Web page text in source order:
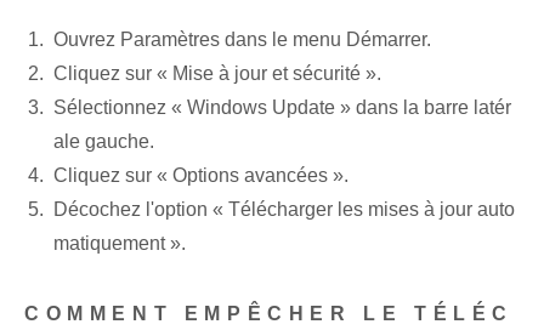
Ouvrez Paramètres ⁢dans le menu Démarrer.
‌Cliquez sur « Mise à jour et sécurité ».
Sélectionnez « Windows Update » dans la barre latér
ale gauche.
Cliquez sur « Options avancées ». ‍
Décochez l'option⁢ « Télécharger les mises à jour auto
matiquement ».
COMMENT EMPÊCHER LE TÉLÉC